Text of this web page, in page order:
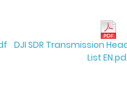
DJI SDR Transmission
List